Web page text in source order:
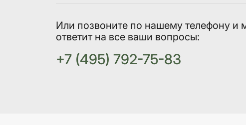
Или позвоните по нашему телефону и
ответит на все ваши вопросы:
+7 (495) 792-75-83